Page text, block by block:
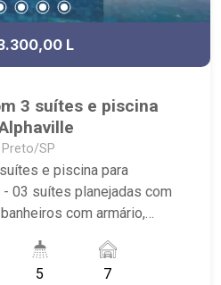
L
3 suítes e piscina
SP
e piscina para
03 suítes planejadas com
com armário,
- Varanda gourmet; -
- Área de Serviço
5 7